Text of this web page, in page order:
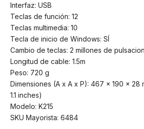
Interfaz: USB
Teclas de función: 12
Teclas multimedia: 10
Tecla de inicio de Windows: SÍ
Cambio de teclas: 2 millones de
Longitud de cable: 1.5m
Peso: 720 g
Dimensiones (A x A x P): 467 x 190 x 28
1.1 inches)
Modelo: K215
SKU Mayorista: 6484